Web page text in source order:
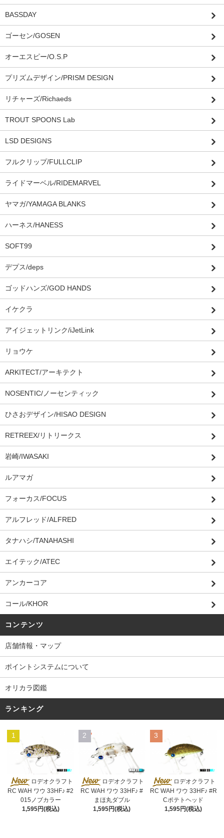
BASSDAY
ゴーセン/GOSEN
オーエスピー/O.S.P
プリズムデザイン/PRISM DESIGN
リチャーズ/Richaeds
TROUT SPOONS Lab
LSD DESIGNS
フルクリップ/FULLCLIP
ライドマーベル/RIDEMARVEL
ヤマガ/YAMAGA BLANKS
ハーネス/HANESS
SOFT99
デプス/deps
ゴッドハンズ/GOD HANDS
イケクラ
アイジェットリンク/iJetLink
リョウケ
ARKITECT/アーキテクト
NOSENTIC/ノーセンティック
ひさおデザイン/HISAO DESIGN
RETREEX/リトリークス
岩崎/IWASAKI
ルアマガ
フォーカス/FOCUS
アルフレッド/ALFRED
タナハシ/TANAHASHI
エイテック/ATEC
アンカーコア
コール/KHOR
コンテンツ
店舗情報・マップ
ポイントシステムについて
オリカラ図鑑
ランキング
1
ロデオクラフト
RC WAH ワウ 33HF♪ #2
015ノブカラー
1,595円(税込)
2
ロデオクラフト
RC WAH ワウ 33HF♪ #
まほ丸ダブル
1,595円(税込)
3
ロデオクラフト
RC WAH ワウ 33HF♪ #R
Cポテトヘッド
1,595円(税込)